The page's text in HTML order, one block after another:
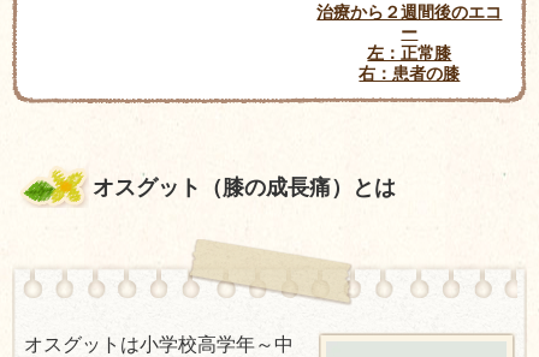
治療から２週間後のエコ
ー
左：正常膝
右：患者の膝
オスグット（膝の成長痛）とは
オスグットは小学校高学年～中